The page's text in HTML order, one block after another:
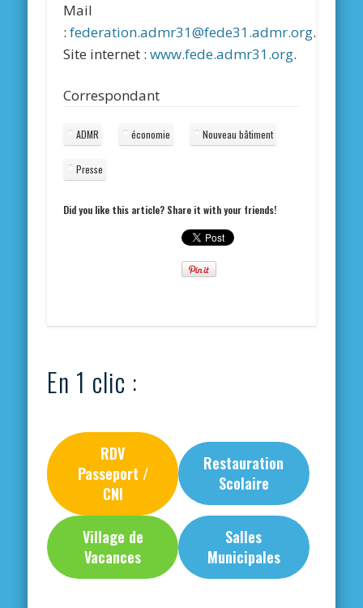
Mail
:federation.admr31@fede31.admr.org.
Site internet :www.fede.admr31.org.
Correspondant
ADMR économie Nouveau bâtiment
Presse
Did you like this article? Share it with your friends!
En 1 clic :
RDV
Passeport /
CNI
Restauration
Scolaire
Village de
Vacances
Salles
Municipales